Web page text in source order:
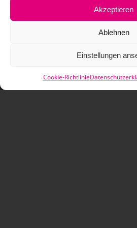
Akzeptieren
Ablehnen
Einstellungen
Cookie-Richtlinie
ZAHLUNGSARTEN